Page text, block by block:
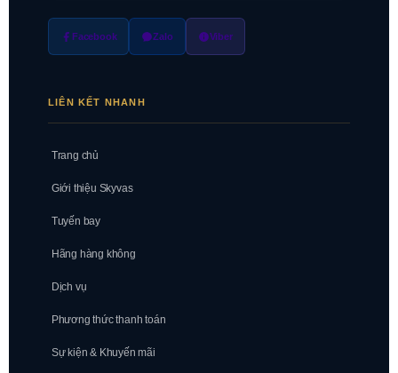
Facebook Zalo Viber
LIÊN KẾT NHANH
Trang chủ
Giới thiệu Skyvas
Tuyến bay
Hãng hàng không
Dịch vụ
Phương thức thanh toán
Sự kiện & Khuyến mãi